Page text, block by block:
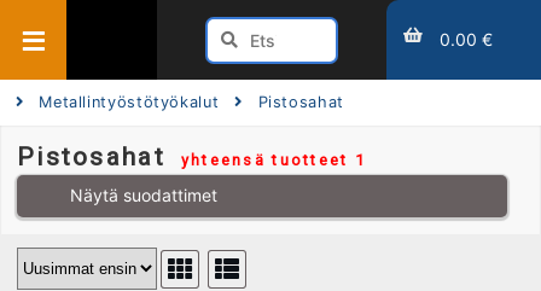
0.00 €
Metallintyöstötyökalut Pistosahat
Pistosahat yhteensä tuotteet 1
Näytä suodattimet